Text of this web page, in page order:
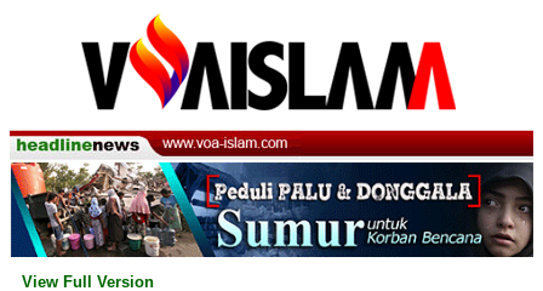
View Full Version